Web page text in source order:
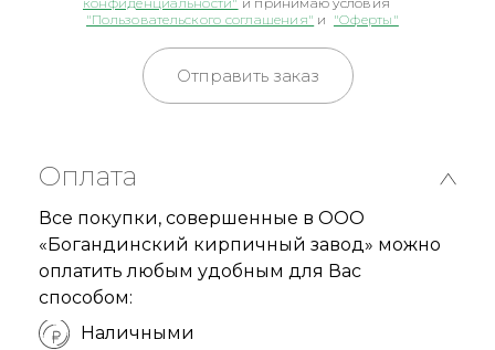
"Пользовательского соглашения" и "Оферты"
Отправить заказ
Оплата
Все покупки, совершенные в ООО
«Богандинский кирпичный завод» можно
оплатить любым удобным для Вас
способом:
Наличными